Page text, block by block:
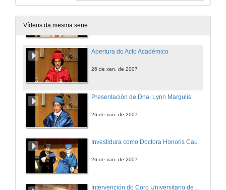
Vídeos da mesma serie
Acto de Protesta
Apertura do Acto Académico
26 de xan. de 2007
Presentación de Dna. Lynn Margulis
26 de xan. de 2007
Investidura como Doctora Honoris Causa pola Universidade de Vigo
26 de xan. de 2007